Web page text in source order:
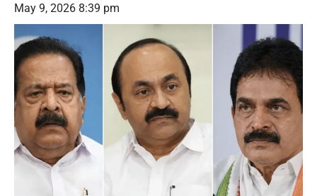
May 9, 2026 8:39 pm